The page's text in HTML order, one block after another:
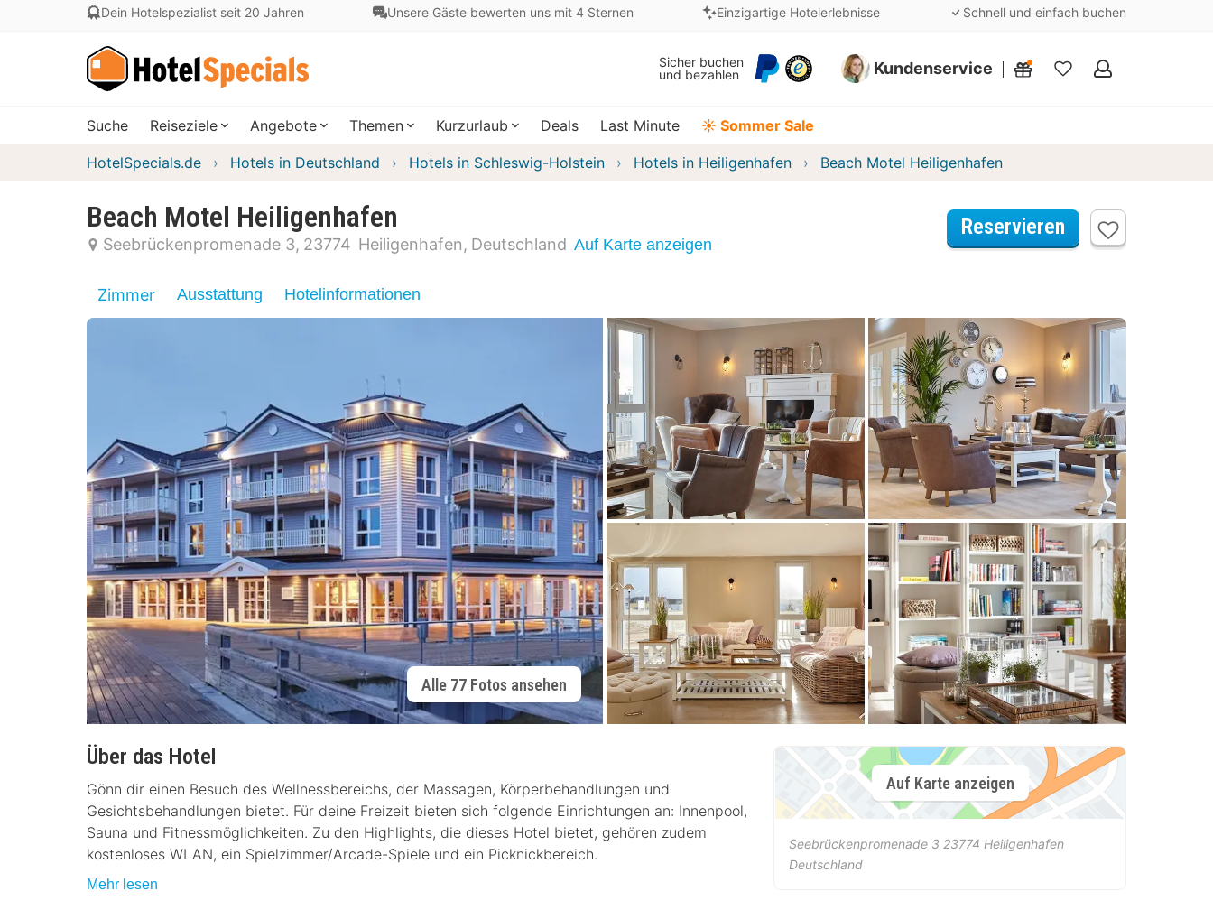
Dein Hotelspezialist seit 20 Jahren Unsere Gäste bewerten uns mit 4 Sternen Einzigartige Hotelerlebnisse Schnell und einfach buchen
Sicher buchen
und bezahlen
Kundenservice
Meine
Suche Reiseziele Angebote Themen Kurzurlaub Deals Last Minute ☀️ Sommer Sale
HotelSpecials.de Hotels in Deutschland Hotels in Schleswig-Holstein Hotels in Heiligenhafen Beach Motel Heiligenhafen
Beach Motel Heiligenhafen
Seebrückenpromenade 3 23774 Heiligenhafen Deutschland Auf Karte anzeigen
Reservieren
Zimmer Ausstattung Hotelinformationen
Alle 77 Fotos ansehen
Über das Hotel
Gönn dir einen Besuch des Wellnessbereichs, der Massagen, Körperbehandlungen und
Gesichtsbehandlungen bietet. Für deine Freizeit bieten sich folgende Einrichtungen an: Innenpool,
Sauna und Fitnessmöglichkeiten. Zu den Highlights, die dieses Hotel bietet, gehören zudem
kostenloses WLAN, ein Spielzimmer/Arcade-Spiele und ein Picknickbereich.
Mehr lesen
Auf Karte anzeigen
Seebrückenpromenade 3 23774 Heiligenhafen
Deutschland